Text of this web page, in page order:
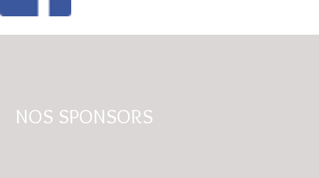
NOS SPONSORS